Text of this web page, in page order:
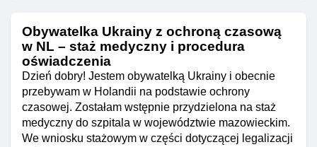
Obywatelka Ukrainy z ochroną czasową
w NL – staż medyczny i procedura
oświadczenia
Dzień dobry! Jestem obywatelką Ukrainy i obecnie
przebywam w Holandii na podstawie ochrony
czasowej. Zostałam wstępnie przydzielona na staż
medyczny do szpitala w województwie mazowieckim.
We wniosku stażowym w części dotyczącej legalizacji